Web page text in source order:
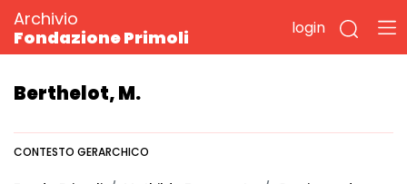
Archivio
Fondazione Primoli
login
Berthelot, M.
CONTESTO GERARCHICO